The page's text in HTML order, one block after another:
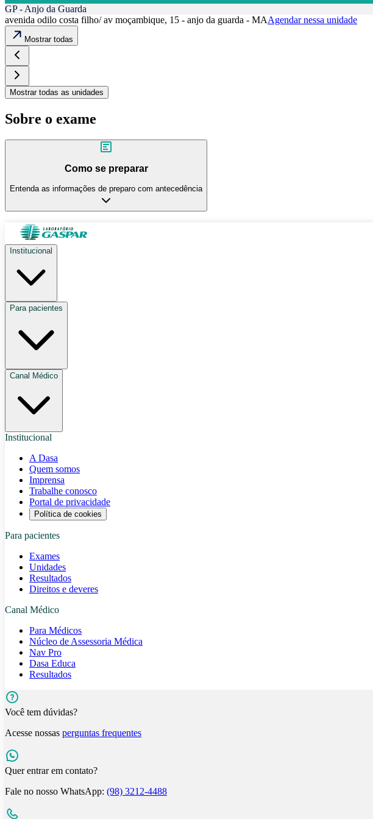
GP - Anjo da Guarda
avenida odilo costa filho/ av moçambique, 15 - anjo da guarda - MAAgendar nessa unidade
Mostrar todas
Mostrar todas as unidades
Sobre o exame
Como se preparar
Entenda as informações de preparo com antecedência
Institucional
Para pacientes
Canal Médico
Institucional
A Dasa
Quem somos
Imprensa
Trabalhe conosco
Portal de privacidade
Política de cookies
Para pacientes
Exames
Unidades
Resultados
Direitos e deveres
Canal Médico
Para Médicos
Núcleo de Assessoria Médica
Nav Pro
Dasa Educa
Resultados
Você tem dúvidas?
Acesse nossas perguntas frequentes
Quer entrar em contato?
Fale no nosso WhatsApp: (98) 3212-4488